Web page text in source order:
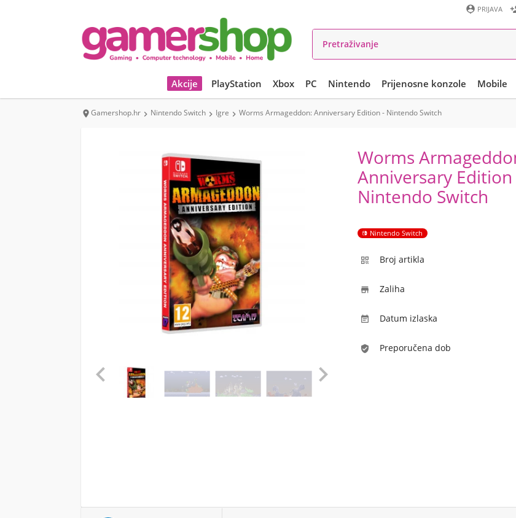
 PRIJAVA
Akcije PlayStation Xbox PC Nintendo Prijenosne konzole Mobile
Gamershop.hr  Nintendo Switch  Igre  Worms Armageddon: Anniversary Edition - Nintendo Switch
 
Worms
Anniversary Edition
Nintendo Switch
Nintendo Switch
 Broj artikla
 Zaliha
 Datum izlaska
verified_user Preporučena dob